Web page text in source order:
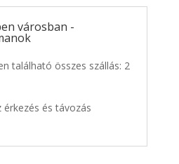
városban -
található összes szállás: 2
és távozás